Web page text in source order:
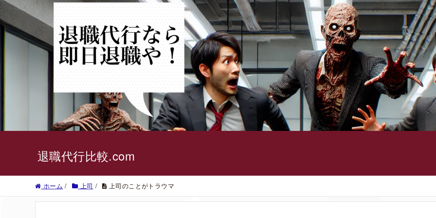
退職代行比較.com
ホーム / 上司 / 上司のことがトラウマ